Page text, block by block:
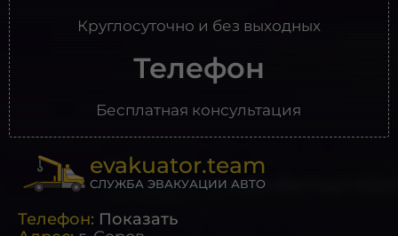
Круглосуточно и без выходных
Телефон
Бесплатная консультация
evakuator.team
СЛУЖБА ЭВАКУАЦИИ АВТО
Телефон: Показать